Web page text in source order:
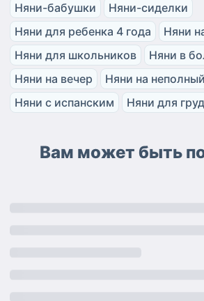
Няни-бабушки
Няни-сиделки
Няни для ребенка 4 года
Няни
Няни для школьников
Няни в
Няни на вечер
Няни на
Няни с испанским
Няни для
Вам может быть